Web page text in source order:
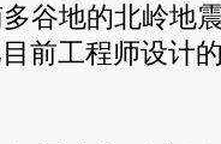
谷地的北岭地
前工程师设计